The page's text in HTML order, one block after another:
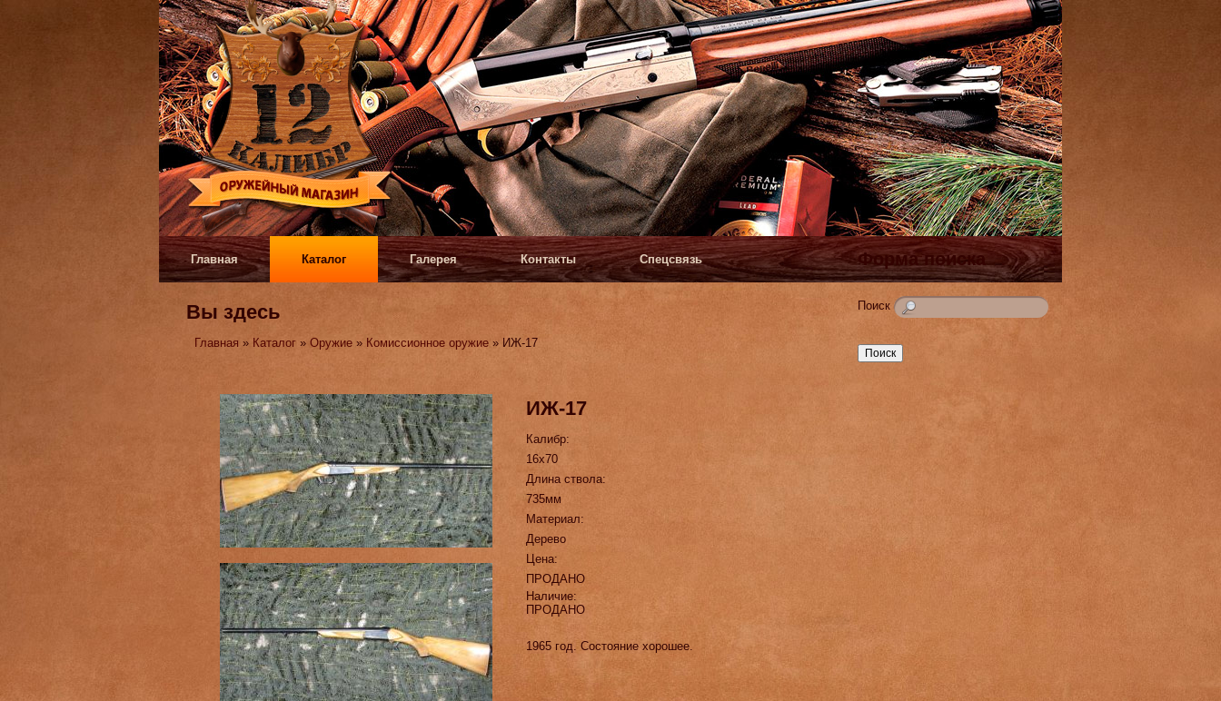
Форма поиска
Поиск
Главная Каталог Галерея Контакты Спецсвязь
Вы здесь
Главная » Каталог »Оружие » Комиссионное оружие » ИЖ-17
ИЖ-17
Калибр:
16х70
Длина ствола:
735мм
Материал:
Дерево
Цена:
ПРОДАНО
Наличие:
ПРОДАНО
1965 год. Состояние хорошее.